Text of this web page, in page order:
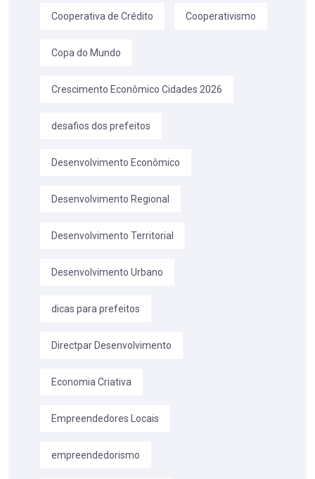
Cooperativa de Crédito Cooperativismo
Copa do Mundo
Crescimento Econômico Cidades 2026
desafios dos prefeitos
Desenvolvimento Econômico
Desenvolvimento Regional
Desenvolvimento Territorial
Desenvolvimento Urbano
dicas para prefeitos
Directpar Desenvolvimento
Economia Criativa
Empreendedores Locais
empreendedorismo